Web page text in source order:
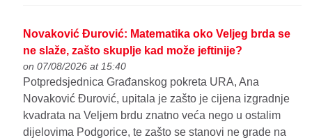
Novaković Đurović: Matematika oko Veljeg brda se
ne slaže, zašto skuplje kad može jeftinije?
on 07/08/2026 at 15:40
Potpredsjednica Građanskog pokreta URA, Ana
Novaković Đurović, upitala je zašto je cijena izgradnje
kvadrata na Veljem brdu znatno veća nego u ostalim
dijelovima Podgorice, te zašto se stanovi ne grade na